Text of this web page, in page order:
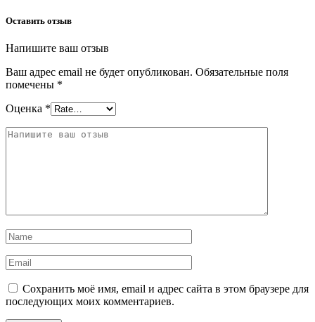
Оставить отзыв
Напишите ваш отзыв
Ваш адрес email не будет опубликован. Обязательные поля
помечены *
Оценка *
Сохранить моё имя, email и адрес сайта в этом браузере для
последующих моих комментариев.